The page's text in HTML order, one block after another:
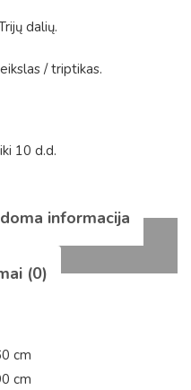
dalių.
/triptikas.
10 d.d.
informacija
(0)
cm
cm